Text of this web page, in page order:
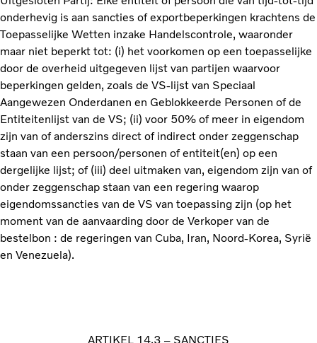
onderhevig is aan sancties of exportbeperkingen krachtens de
Toepasselijke Wetten inzake Handelscontrole, waaronder
maar niet beperkt tot: (i) het voorkomen op een toepasselijke
door de overheid uitgegeven lijst van partijen waarvoor
beperkingen gelden, zoals de VS-lijst van Speciaal
Aangewezen Onderdanen en Geblokkeerde Personen of de
Entiteitenlijst van de VS; (ii) voor 50% of meer in eigendom
zijn van of anderszins direct of indirect onder zeggenschap
staan van een persoon/personen of entiteit(en) op een
dergelijke lijst; of (iii) deel uitmaken van, eigendom zijn van of
onder zeggenschap staan van een regering waarop
eigendomssancties van de VS van toepassing zijn (op het
moment van de aanvaarding door de Verkoper van de
bestelbon : de regeringen van Cuba, Iran, Noord-Korea, Syrië
en Venezuela).
ARTIKEL 14.3 – SANCTIES